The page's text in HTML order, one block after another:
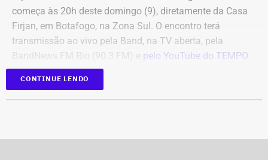
começa às 20h deste domingo (9), diretamente da Casa
Firjan, em Botafogo, na Zona Sul. O encontro terá
transmissão ao vivo pela Band, na TV aberta, pela
BandNews FM Rio (90.3 FM) e pelo YouTube do TEMPO
REAL, em parceria com a emissora.
Participam do debate André Marinho (Novo), Anthony
CONTINUE LENDO